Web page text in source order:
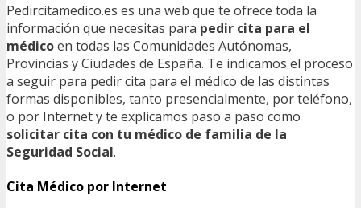
Pedircitamedico.es es una web que te ofrece toda la
información que necesitas para pedir cita para el
médicoen todas las Comunidades Autónomas,
Provincias y Ciudades de España. Te indicamos el proceso
a seguir para pedir cita para el médico de las distintas
formas disponibles, tanto presencialmente, por teléfono,
o por Internet y te explicamos paso a paso como
solicitar cita con tu médico de familia de la
Seguridad Social.
Cita Médico por Internet